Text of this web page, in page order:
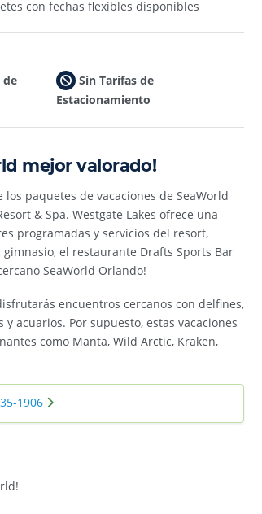
con fechas flexibles disponibles
de
Sin Tarifas de
Estacionamiento
mejor valorado!
paquetes de vacaciones de SeaWorld
& Spa. Westgate Lakes ofrece una
programadas y servicios del resort,
el restaurante Drafts Sports Bar
SeaWorld Orlando!
encuentros cercanos con delfines,
acuarios. Por supuesto, estas vacaciones
como Manta, Wild Arctic, Kraken,
1906